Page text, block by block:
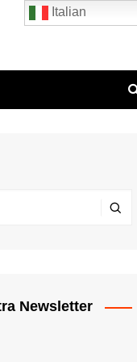
Newsletter
Italian